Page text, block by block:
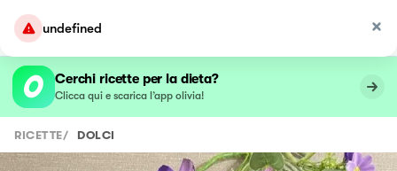
undefined
Cerchi ricette per la dieta?
Clicca qui e scarica l’app olivia!
RICETTE/ DOLCI